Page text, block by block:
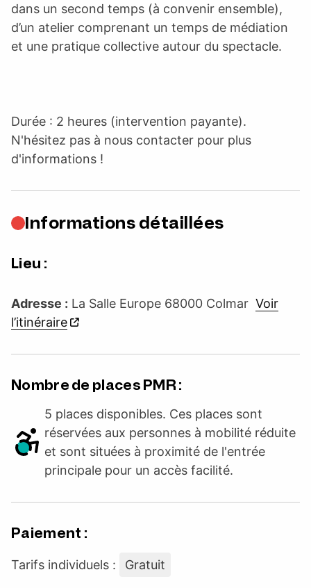
dans un second temps (à convenir ensemble),
d’un atelier comprenant un temps de médiation
et une pratique collective autour du spectacle.
Durée : 2 heures (intervention payante).
N'hésitez pas à nous contacter pour plus
d'informations !
Informations détaillées
Lieu :
Adresse : La Salle Europe 68000 Colmar Voir
l’itinéraire
Nombre de places PMR :
5 places disponibles. Ces places sont
réservées aux personnes à mobilité réduite
et sont situées à proximité de l'entrée
principale pour un accès facilité.
Paiement :
Tarifs individuels : Gratuit